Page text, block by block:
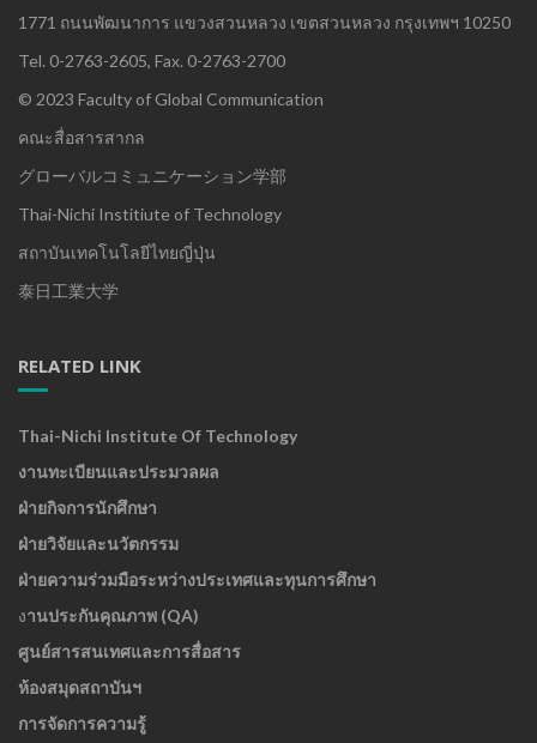
1771 ถนนพัฒนาการ แขวงสวนหลวง เขตสวนหลวง กรุงเทพฯ 10250
Tel. 0-2763-2605, Fax. 0-2763-2700
© 2023 Faculty of Global Communication
คณะสื่อสารสากล
グローバルコミュニケーション学部
Thai-Nichi Institiute of Technology
สถาบันเทคโนโลยีไทยญี่ปุ่น
泰日工業大学
RELATED LINK
Thai-Nichi Institute Of Technology
งานทะเบียนและประมวลผล
ฝ่ายกิจการนักศึกษา
ฝ่ายวิจัยและนวัตกรรม
ฝ่ายความร่วมมือระหว่างประเทศและทุนการศึกษา
งานประกันคุณภาพ (QA)
ศูนย์สารสนเทศและการสื่อสาร
ห้องสมุดสถาบันฯ
การจัดการความรู้